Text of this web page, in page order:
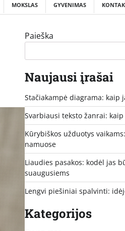
MOKSLAS GYVENIMAS
Paieška
Naujausi įrašai
Stačiakampė diagrama: kaip
Svarbiausi teksto žanrai:
Kūrybiškos užduotys
namuose
Liaudies pasakos: kodėl jas
suaugusiems
Lengvi piešiniai spalvinti:
Kategorijos